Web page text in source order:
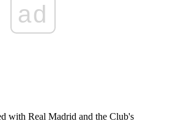
ad
with Real Madrid and the Club's